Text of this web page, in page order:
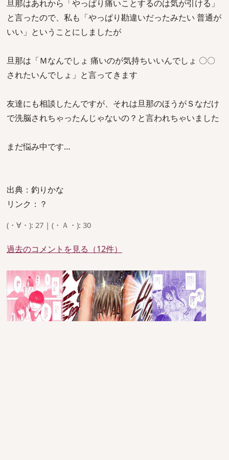
旦那はあれから「やっぱり痛いことするのは気が引ける」
と言ったので、私も「やっぱり勘違いだったみたい 普通が
いい」ということにしましたが
旦那は「Ｍなんでしょ 痛いのが気持ちいいんでしょ 〇〇
されたいんでしょ」と言ってきます
友達にも相談したんですが、それは旦那のほうがＳなだけ
で洗脳されちゃったんじゃないの？と言われちゃいました
まだ悩み中です…
出典：釣りかな
リンク：？
(・∀・): 27 | (・Ａ・): 30
過去のコメントを見る（12件）